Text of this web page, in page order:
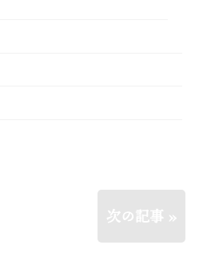
次の記事 »